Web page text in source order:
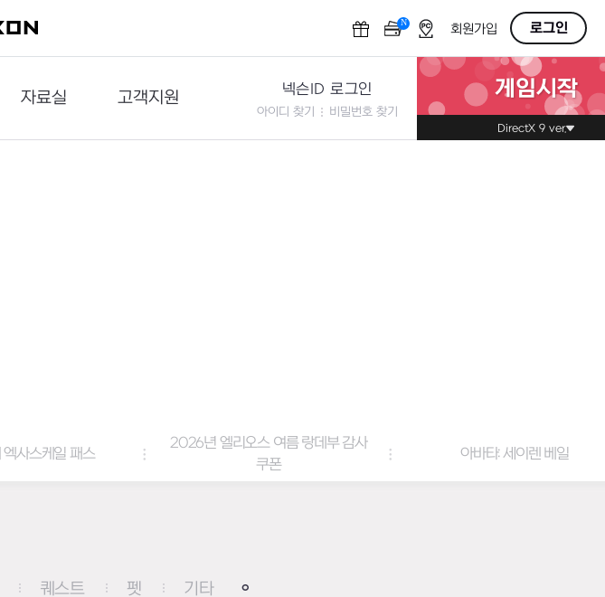
N OFF회원가입 로그인
자료실
다운로드
고객지원
문의하기
넥슨ID 로그인
아이디 찾기 비밀번호 찾기
게임시작
DirectX 9 ver.
2026년 엘리오스 여름 랑데부 감사
쿠폰
아바타: 세이렌 베일 아바타
퀘스트 펫 기타